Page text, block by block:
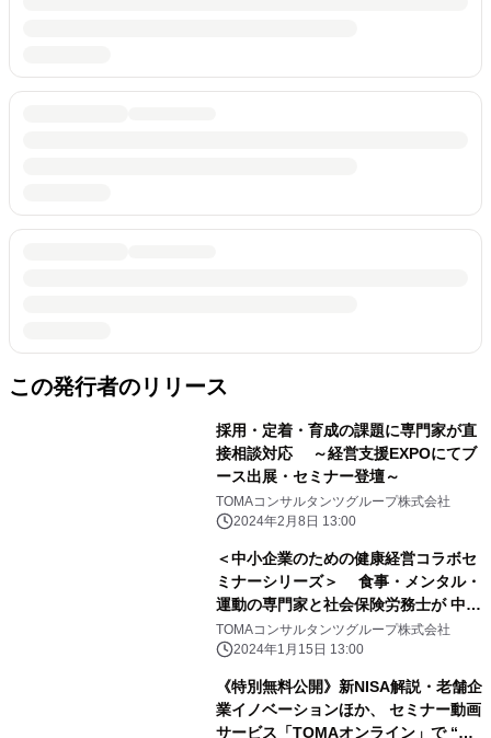
この発行者のリリース
採用・定着・育成の課題に専門家が直
接相談対応 ～経営支援EXPOにてブ
ース出展・セミナー登壇～
TOMAコンサルタンツグループ株式会社
2024年2月8日 13:00
＜中小企業のための健康経営コラボセ
ミナーシリーズ＞ 食事・メンタル・
運動の専門家と社会保険労務士が 中小
企業こそ取り組むべき健康経営を徹底
解説
TOMAコンサルタンツグループ株式会社
2024年1月15日 13:00
《特別無料公開》新NISA解説・老舗企
業イノベーションほか、 セミナー動画
サービス「TOMAオンライン」で “フ